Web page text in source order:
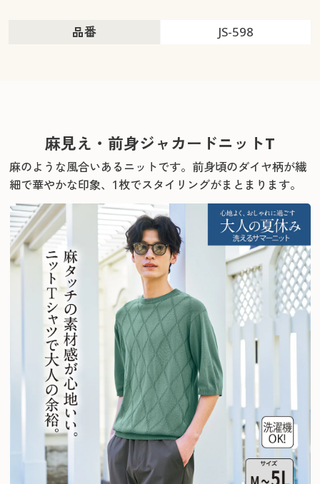
品番 JS-598
麻見え・前身ジャカードニットT
麻のような風合いあるニットです。 前身頃のダイヤ柄が繊
細で華やかな印象、1枚でスタイリングがまとまります。